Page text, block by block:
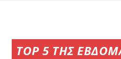
TOP 5 ΤΗΣ